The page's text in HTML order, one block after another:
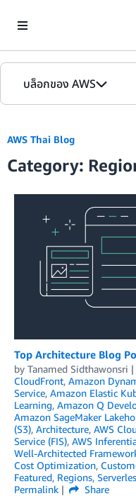
บล็อกของ AWS
หน้าหลัก
รุ่น
AWS Thai Blog
Category:
Top Architecture Blog
by Tanamed Sidthawonsri
CloudFront, Amazon
Service, Amazon Elastic
Learning, Amazon Q
Amazon SageMaker
(S3), Architecture, AWS
Service (FIS), AWS
Well-Architected
Cost Optimization,
Featured, Regions,
Permalink
Share